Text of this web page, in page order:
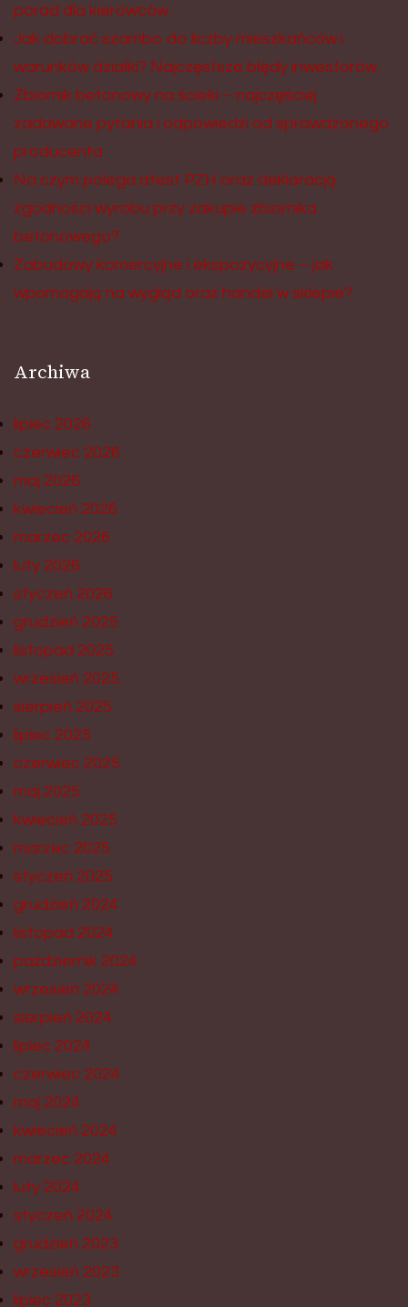
porad dla kierowców
Jak dobrać szambo do liczby mieszkańców i
warunków działki? Najczęstsze błędy inwestorów.
Zbiornik betonowy na ścieki – najczęściej
zadawane pytania i odpowiedzi od sprawdzonego
producenta
Na czym polega atest PZH oraz deklaracją
zgodności wyrobu przy zakupie zbiornika
betonowego?
Zabudowy komercyjne i ekspozycyjne – jak
wpomagają na wygląd oraz handel w sklepie?
Archiwa
lipiec 2026
czerwiec 2026
maj 2026
kwiecień 2026
marzec 2026
luty 2026
styczeń 2026
grudzień 2025
listopad 2025
wrzesień 2025
sierpień 2025
lipiec 2025
czerwiec 2025
maj 2025
kwiecień 2025
marzec 2025
styczeń 2025
grudzień 2024
listopad 2024
październik 2024
wrzesień 2024
sierpień 2024
lipiec 2024
czerwiec 2024
maj 2024
kwiecień 2024
marzec 2024
luty 2024
styczeń 2024
grudzień 2023
wrzesień 2023
lipiec 2023